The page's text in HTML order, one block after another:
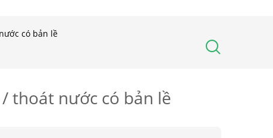
có bản lề
thoát nước có bản lề